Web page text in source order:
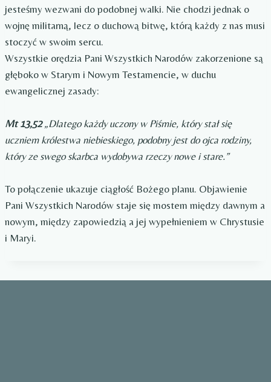
jesteśmy wezwani do podobnej walki. Nie chodzi jednak o
wojnę militarną, lecz o duchową bitwę, którą każdy z nas musi
stoczyć w swoim sercu.
Wszystkie orędzia Pani Wszystkich Narodów zakorzenione są
głęboko w Starym i Nowym Testamencie, w duchu
ewangelicznej zasady:
Mt 13,52„Dlatego każdy uczony w Piśmie, który stał się
uczniem królestwa niebieskiego, podobny jest do ojca rodziny,
który ze swego skarbca wydobywa rzeczy nowe i stare.”
To połączenie ukazuje ciągłość Bożego planu. Objawienie
Pani Wszystkich Narodów staje się mostem między dawnym a
nowym, między zapowiedzią a jej wypełnieniem w Chrystusie
i Maryi.